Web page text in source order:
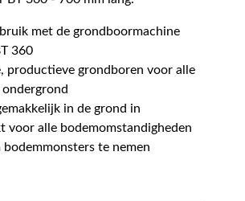
met de grondboormachine
360
productieve grondboren voor alle
in de grond in
voor alle bodemomstandigheden
bodemmonsters te nemen